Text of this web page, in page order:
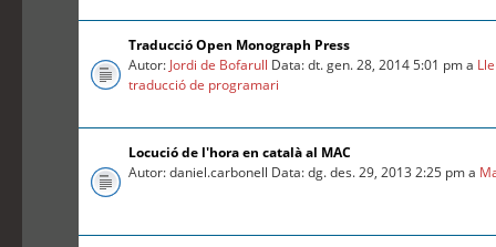
Traducció Open Monograph Press
Autor: Jordi de Bofarull Data: dt. gen. 28, 2014 5:01 pm a
traducció de programari
Locució de l'hora en català al MAC
Autor: daniel.carbonell Data: dg. des. 29, 2013 2:25 pm a